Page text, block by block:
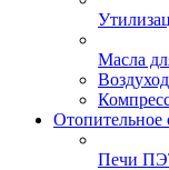
Масла
Отопительное
Печи